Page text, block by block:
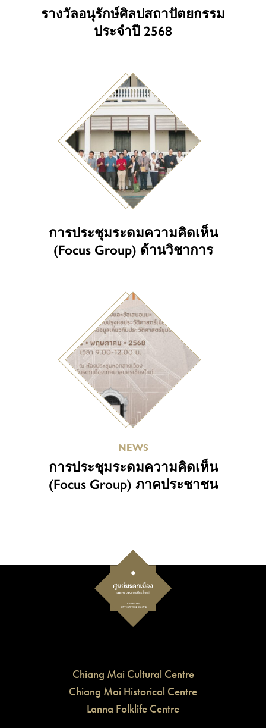
รางวัลอนุรักษ์ศิลปสถาปัตยกรรม
ประจำปี 2568
การประชุมระดมความคิดเห็น
(Focus Group) ด้านวิชาการ
NEWS
การประชุมระดมความคิดเห็น
(Focus Group) ภาคประชาชน
Chiang Mai Cultural Centre
Chiang Mai Historical Centre
Lanna Folklife Centre